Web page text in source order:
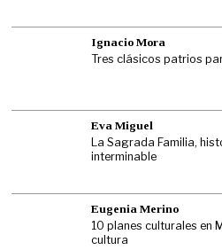
Ignacio Mora
Tres clásicos patrios
Eva Miguel
La Sagrada Familia,
interminable
Eugenia Merino
10 planes culturales en
cultura